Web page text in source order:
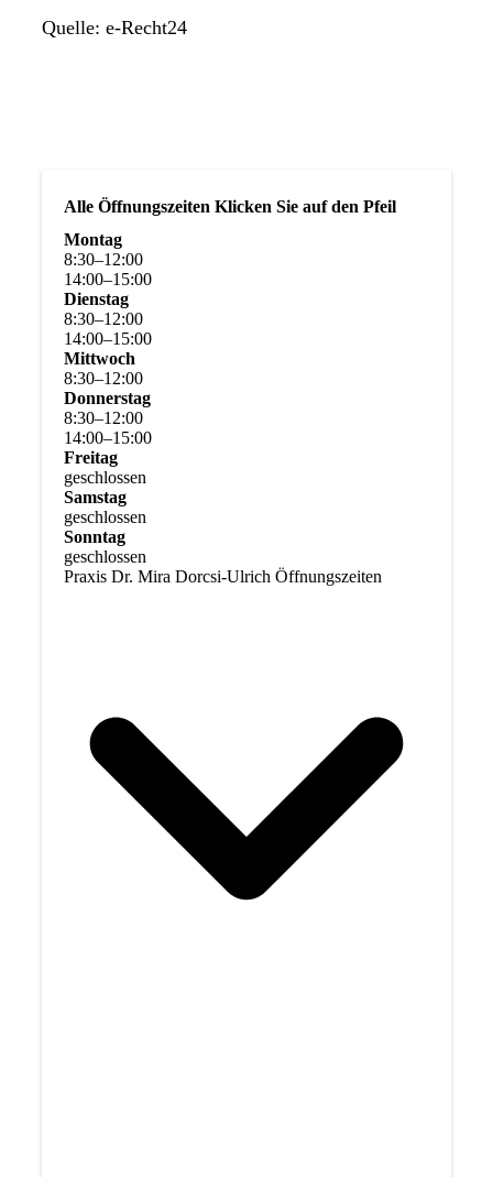
Quelle: e-Recht24
Alle Öffnungszeiten Klicken Sie auf den Pfeil
Montag
8:30–12:00
14:00–15:00
Dienstag
8:30–12:00
14:00–15:00
Mittwoch
8:30–12:00
Donnerstag
8:30–12:00
14:00–15:00
Freitag
geschlossen
Samstag
geschlossen
Sonntag
geschlossen
Praxis Dr. Mira Dorcsi-Ulrich Öffnungszeiten